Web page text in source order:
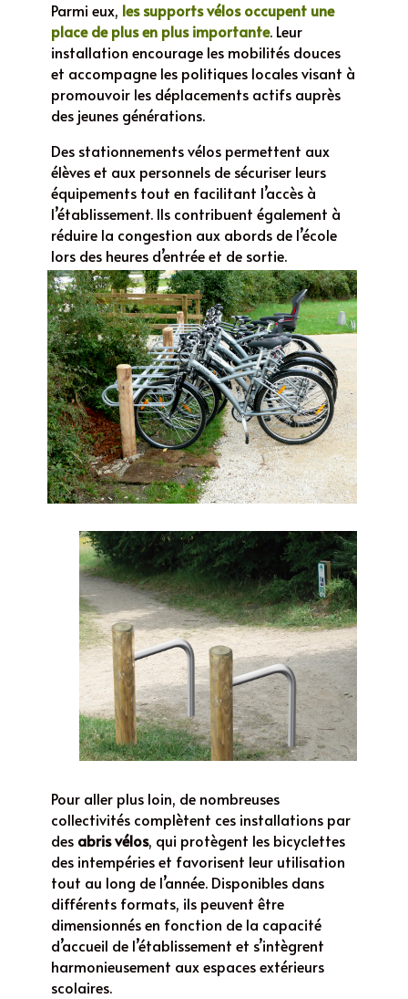
Parmi eux, les supports vélos occupent une
place de plus en plus importante. Leur
installation encourage les mobilités douces
et accompagne les politiques locales visant à
promouvoir les déplacements actifs auprès
des jeunes générations.
Des stationnements vélos permettent aux
élèves et aux personnels de sécuriser leurs
équipements tout en facilitant l’accès à
l’établissement. Ils contribuent également à
réduire la congestion aux abords de l’école
lors des heures d’entrée et de sortie.
Pour aller plus loin, de nombreuses
collectivités complètent ces installations par
des abris vélos, qui protègent les bicyclettes
des intempéries et favorisent leur utilisation
tout au long de l’année. Disponibles dans
différents formats, ils peuvent être
dimensionnés en fonction de la capacité
d’accueil de l’établissement et s’intègrent
harmonieusement aux espaces extérieurs
scolaires.